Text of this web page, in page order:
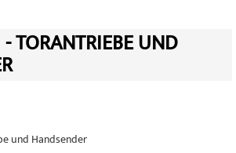
TORANTRIEBE UND
und Handsender